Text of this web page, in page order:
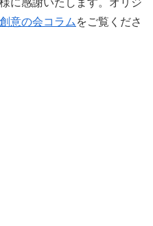
意の会コラム をご覧くださ